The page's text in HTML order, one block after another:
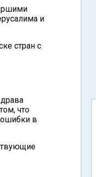
и
стран с
что
ошибки в